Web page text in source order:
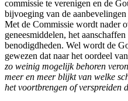
commissie te verenigen en de
bijvoeging van de
Met de Commissie wordt nader
geneesmiddelen, het
benodigdheden. Wel wordt de
gewezen dat naar het oordeel
zo weinig mogelijk behoren
meer en meer blijkt van welke
het voortbrengen of verspreiden